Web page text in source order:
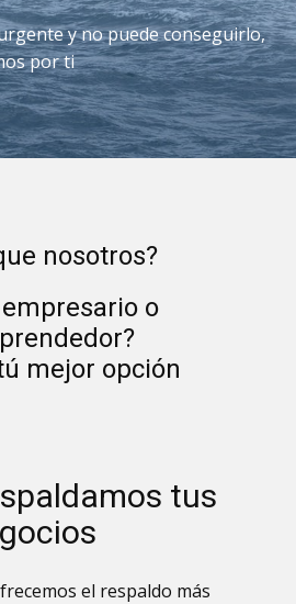
y no puede conseguirlo,
por ti
nosotros?
o
mejor opción
tus
el respaldo más